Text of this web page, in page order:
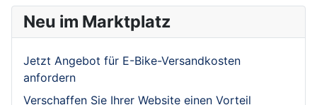
Neu im Marktplatz
Jetzt Angebot für E-Bike-Versandkosten
anfordern
Verschaffen Sie Ihrer Website einen Vorteil